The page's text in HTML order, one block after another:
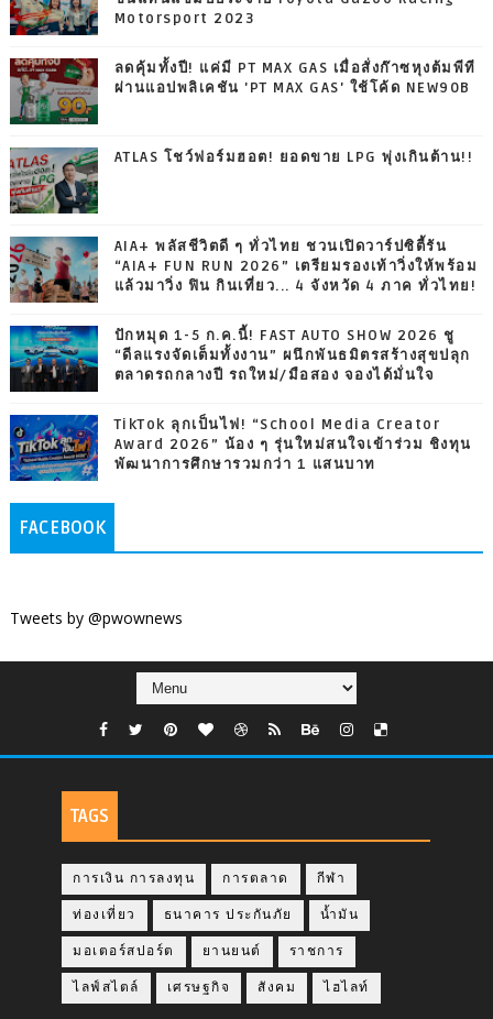
Motorsport 2023
ลดคุ้มทั้งปี! แค่มี PT MAX GAS เมื่อสั่งก๊าซหุงต้มพีที
ผ่านแอปพลิเคชัน 'PT MAX GAS' ใช้โค้ด NEW90B
ATLAS โชว์ฟอร์มฮอต! ยอดขาย LPG พุ่งเกินต้าน!!
AIA+ พลัสชีวิตดี ๆ ทั่วไทย ชวนเปิดวาร์ปซิตี้รัน
“AIA+ FUN RUN 2026” เตรียมรองเท้าวิ่งให้พร้อม
แล้วมาวิ่ง ฟิน กินเที่ยว... 4 จังหวัด 4 ภาค ทั่วไทย!
ปักหมุด 1-5 ก.ค.นี้! FAST AUTO SHOW 2026 ชู
“ดีลแรงจัดเต็มทั้งงาน” ผนึกพันธมิตรสร้างสุขปลุก
ตลาดรถกลางปี รถใหม่/มือสอง จองได้มั่นใจ
TikTok ลุกเป็นไฟ! “School Media Creator
Award 2026” น้อง ๆ รุ่นใหม่สนใจเข้าร่วม ชิงทุน
พัฒนาการศึกษารวมกว่า 1 แสนบาท
FACEBOOK
Tweets by @pwownews
TAGS
การเงิน การลงทุน การตลาด กีฬา
ท่องเที่ยว ธนาคาร ประกันภัย น้ำมัน
มอเตอร์สปอร์ต ยานยนต์ ราชการ
ไลฟ์สไตล์ เศรษฐกิจ สังคม ไฮไลท์